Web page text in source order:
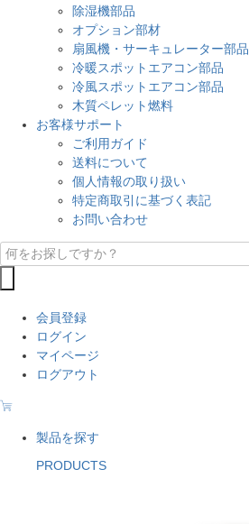
除湿機部品
オプション部材
扇風機・サーキュレーター部品
冷暖スポットエアコン部品
冷風スポットエアコン部品
木質ペレット燃料
お客様サポート
ご利用ガイド
送料について
個人情報の取り扱い
特定商取引に基づく表記
お問い合わせ
会員登録
ログイン
マイページ
ログアウト
製品を探す
PRODUCTS